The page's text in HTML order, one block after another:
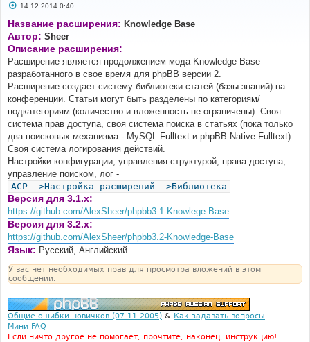
С
о
б
щ
е
н
и
е
14.12.2014 0:40
Название расширения: Knowledge Base
Автор: Sheer
Описание расширения:
Расширение является продолжением мода Knowledge Base
разработанного в свое время для phpBB версии 2.
Расширение создает систему библиотеки статей (базы знаний) на
конференции. Статьи могут быть разделены по категориям/
подкатегориям (количество и вложенность не ограничены). Своя
система прав доступа, своя система поиска в статьях (пока только
два поисковых механизма - MySQL Fulltext и phpBB Native Fulltext).
Своя система логирования действий.
Настройки конфигурации, управления структурой, права доступа,
управление поиском, лог -
ACP-->Настройка расширений-->Библиотека
Версия для 3.1.x:
https://github.com/AlexSheer/phpbb3.1-Knowlege-Base
Версия для 3.2.x:
https://github.com/AlexSheer/phpbb3.2-Knowledge-Base
Язык: Русский, Английский
У вас нет необходимых прав для просмотра вложений в этом
сообщении.
Общие ошибки новичков (07.11.2005) & Как задавать вопросы
Мини FAQ
Если ничто другое не помогает, прочтите, наконец, инструкцию!